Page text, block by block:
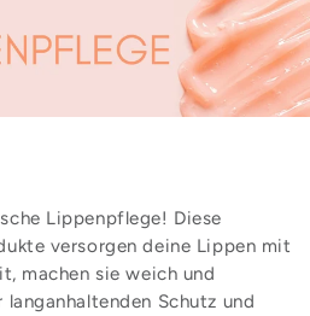
Lippenpflege! Diese
versorgen deine Lippen mit
machen sie weich und
Schutz und